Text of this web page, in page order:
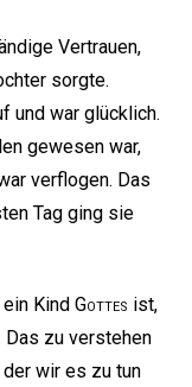
Vertrauen,
sorgte.
und war glücklich.
gewesen war,
verflogen. Das
Tag ging sie
Kind Gottes ist,
zu verstehen
wir es zu tun